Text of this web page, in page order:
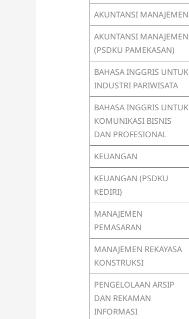
AKUNTANSI MANAJEMEN
AKUNTANSI MANAJEMEN
(PSDKU PAMEKASAN)
BAHASA INGGRIS UNTUK
INDUSTRI PARIWISATA
BAHASA INGGRIS UNTUK
KOMUNIKASI BISNIS
DAN PROFESIONAL
KEUANGAN
KEUANGAN (PSDKU
KEDIRI)
MANAJEMEN
PEMASARAN
MANAJEMEN REKAYASA
KONSTRUKSI
PENGELOLAAN ARSIP
DAN REKAMAN
INFORMASI